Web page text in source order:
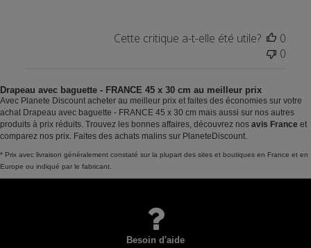
Cette critique a-t-elle été utile?
0
0
Drapeau avec baguette - FRANCE 45 x 30 cm au meilleur prix
Avec Planete Discount acheter au meilleur prix et faites des économies sur votre
achat Drapeau avec baguette - FRANCE 45 x 30 cm mais aussi sur nos autres
produits à prix réduits. Trouvez les bonnes affaires, découvrez nos avis France et
comparez nos prix. Faites des achats malins sur PlaneteDiscount.
* Prix avec livraison généralement constaté sur la plupart des sites et boutiques en France et en
Europe ou indiqué par le fabricant.
Besoin d'aide